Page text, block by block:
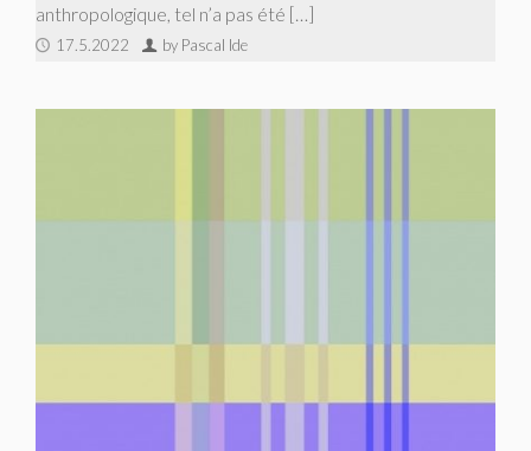
anthropologique, tel n’a pas été […]
17.5.2022 by Pascal Ide